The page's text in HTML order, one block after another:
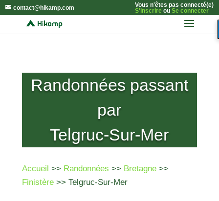
contact@hikamp.com
Vous n'êtes pas connecté(e)
S'inscrireou Se connecter
Randonnées passant
par
Telgruc-Sur-Mer
Accueil >> Randonnées >> Bretagne>>
Finistère>> Telgruc-Sur-Mer